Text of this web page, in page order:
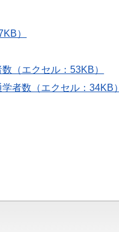
）
（エクセル：53KB）
者数（エクセル：34KB）